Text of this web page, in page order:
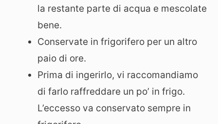
la restante parte di acqua e mescolate
bene.
Conservate in frigorifero per un altro
paio di ore.
Prima di ingerirlo, vi raccomandiamo
di farlo raffreddare un po’ in frigo.
L’eccesso va conservato sempre in